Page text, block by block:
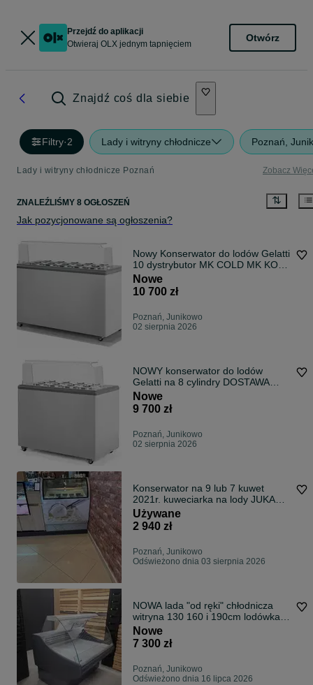
Przejdź do aplikacji
Otwieraj OLX jednym tapnięciem
Otwórz
Znajdź coś dla siebie
Filtry·2 Lady i witryny chłodnicze Poznań,
Lady i witryny chłodnicze Poznań Zobacz
ZNALEŹLIŚMY 8 OGŁOSZEŃ
Jak pozycjonowane są ogłoszenia?
Nowy Konserwator do lodów Gelatti
10 dystrybutor MK COLD MK KOMI
DOSTAWA na lody cylindry
GELLATTI
Nowe
10 700 zł
Poznań, Junikowo
02 sierpnia 2026
NOWY konserwator do lodów
Gelatti na 8 cylindry DOSTAWA
GRATIS ! dystrybutor na lody
witryna MK COLD MK KOMI
Nowe
9 700 zł
Poznań, Junikowo
02 sierpnia 2026
Konserwator na 9 lub 7 kuwet
2021r. kuweciarka na lody JUKA
M400Q zamrażarka witryna
DOSTAWA do lodów gałkowych
Używane
2 940 zł
Poznań, Junikowo
Odświeżono dnia 03 sierpnia 2026
NOWA lada "od ręki" chłodnicza
witryna 130 160 i 190cm lodówka
DOSTAWA
Nowe
7 300 zł
Poznań, Junikowo
Odświeżono dnia 16 lipca 2026